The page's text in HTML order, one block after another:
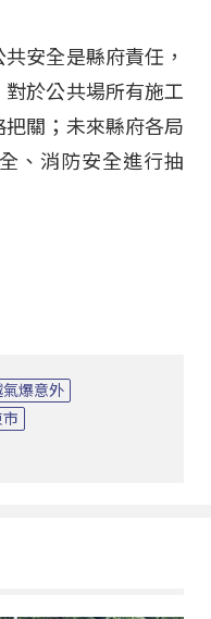
安全是縣府責任，
於公共場所有施工
關；未來縣府各局
、消防安全進行抽
爆意外
市